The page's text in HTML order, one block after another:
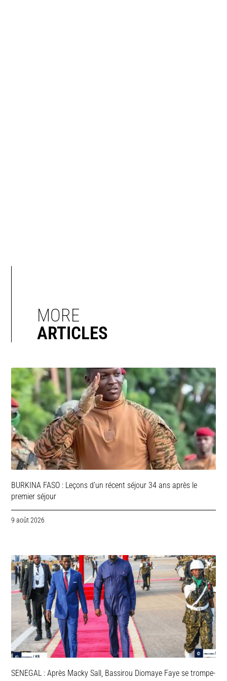
MORE
ARTICLES
BURKINA FASO : Leçons d’un récent séjour 34 ans après le
premier séjour
9 août 2026
SENEGAL : Après Macky Sall, Bassirou Diomaye Faye se trompe-